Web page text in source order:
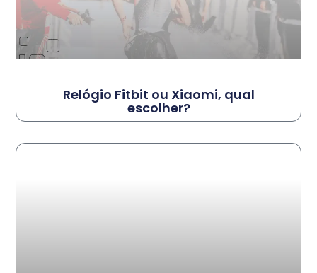
Relógio Fitbit ou Xiaomi, qual
escolher?